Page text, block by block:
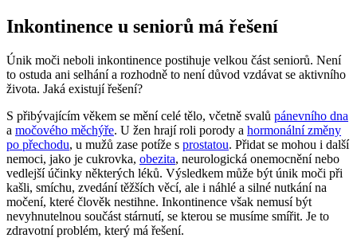
Inkontinence u seniorů má řešení
Únik moči neboli inkontinence postihuje velkou část seniorů. Není
to ostuda ani selhání a rozhodně to není důvod vzdávat se aktivního
života. Jaká existují řešení?
S přibývajícím věkem se mění celé tělo, včetně svalů pánevního dna
a močového měchýře. U žen hrají roli porody a hormonální změny
po přechodu, u mužů zase potíže s prostatou. Přidat se mohou i další
nemoci, jako je cukrovka, obezita, neurologická onemocnění nebo
vedlejší účinky některých léků. Výsledkem může být únik moči při
kašli, smíchu, zvedání těžších věcí, ale i náhlé a silné nutkání na
močení, které člověk nestihne. Inkontinence však nemusí být
nevyhnutelnou součást stárnutí, se kterou se musíme smířit. Je to
zdravotní problém, který má řešení.